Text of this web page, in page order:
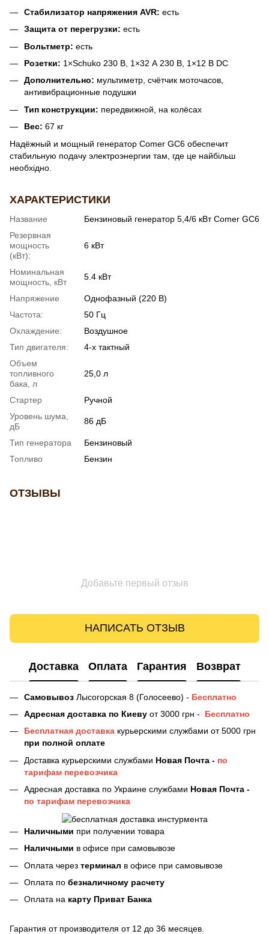
Стабилизатор напряжения AVR: есть
Защита от перегрузки: есть
Вольтметр: есть
Розетки: 1×Schuko 230 В, 1×32 А 230 В, 1×12 В DC
Дополнительно: мультиметр, счётчик моточасов,
антивибрационные подушки
Тип конструкции: передвижной, на колёсах
Вес: 67 кг
Надёжный и мощный генератор Comer GC6 обеспечит
стабильную подачу электроэнергии там, где це найбільш
необхідно.
ХАРАКТЕРИСТИКИ
Название
Бензиновый генератор 5,4/6 кВт Comer GC6
Резервная
мощность
(кВт):
6 кВт
Номинальная
мощность, кВт
5.4 кВт
Напряжение
Однофазный (220 В)
Частота:
50 Гц
Охлаждение:
Воздушное
Тип двигателя:
4-х тактный
Объем
топливного
бака, л
25,0 л
Стартер
Ручной
Уровень шума,
дБ
86 дБ
Тип генератора
Бензиновый
Топливо
Бензин
ОТЗЫВЫ
Добавьте первый отзыв
НАПИСАТЬ ОТЗЫВ
Доставка Оплата Гарантия Возврат
Самовывоз Лысогорская 8 (Голосеево) - Бесплатно
Адресная доставка по Киеву от 3000 грн -
Бесплатно
Бесплатная доставка курьерскими службами от 5000 грн
при полной оплате
Доставка курьерскими службами Новая Почта - по
тарифам перевозчика
Адресная доставка по Украине службами Новая Почта -
по тарифам перевозчика
Наличными при получении товара
Наличными в офисе при самовывозе
Оплата через терминал в офисе при самовывозе
Оплата по безналичному расчету
Оплата на карту Приват Банка
Гарантия от производителя от 12 до 36 месяцев.